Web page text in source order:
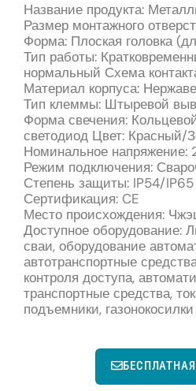
Название продукта:
Размер монтажного
Форма: Плоская головка
Тип работы:
нормальный Схема
Материал корпуса:
Тип клеммы: Штыревой
Форма свечения:
светодиод Цвет:
Номинальное
Режим подключения:
Степень защиты: IP54/IP65
Сертификация: CE
Место происхождения:
Доступное оборудование:
сваи, оборудование
автотранспортные
контроля доступа,
транспортные средства,
подъемники, газонокосилки